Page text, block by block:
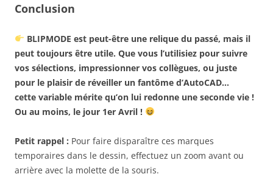
Conclusion
BLIPMODE est peut-être une relique du passé, mais il
peut toujours être utile. Que vous l’utilisiez pour suivre
vos sélections, impressionner vos collègues, ou juste
pour le plaisir de réveiller un fantôme d’AutoCAD…
cette variable mérite qu’on lui redonne une seconde vie !
Ou au moins, le jour 1er Avril !
Petit rappel : Pour faire disparaître ces marques
temporaires dans le dessin, effectuez un zoom avant ou
arrière avec la molette de la souris.